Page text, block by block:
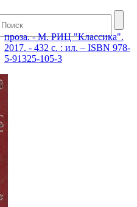
проза. - М. РИЦ "Классика".
2017. - 432 с. : ил. – ISBN 978-
5-91325-105-3